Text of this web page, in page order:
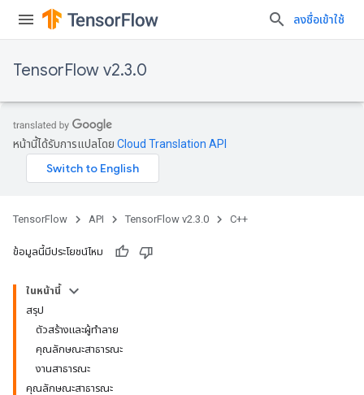
ลงชื่อเข้าใช้
TensorFlow v2.3.0
หน้านี้ได้รับการแปลโดย Cloud Translation API
TensorFlow API TensorFlow v2.3.0 C++
ข้อมูลนี้มีประโยชน์ไหม
ในหน้านี้
สรุป
ตัวสร้างและผู้ทำลาย
คุณลักษณะสาธารณะ
งานสาธารณะ
คุณลักษณะสาธารณะ